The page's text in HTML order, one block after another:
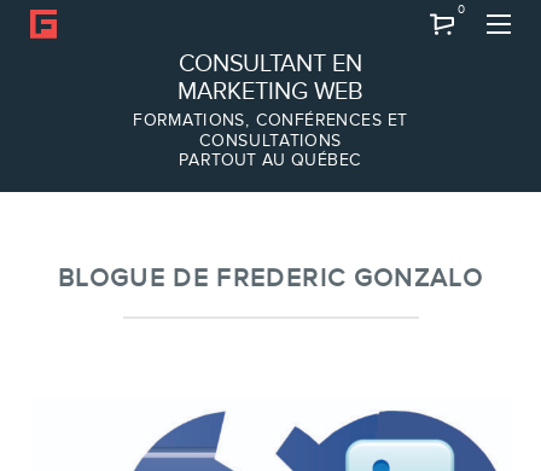
CONSULTANT EN
MARKETING WEB
FORMATIONS, CONFÉRENCES ET
CONSULTATIONS
PARTOUT AU QUÉBEC
0
À PROPOS
Équipe
BLOGUE DE FREDERIC GONZALO